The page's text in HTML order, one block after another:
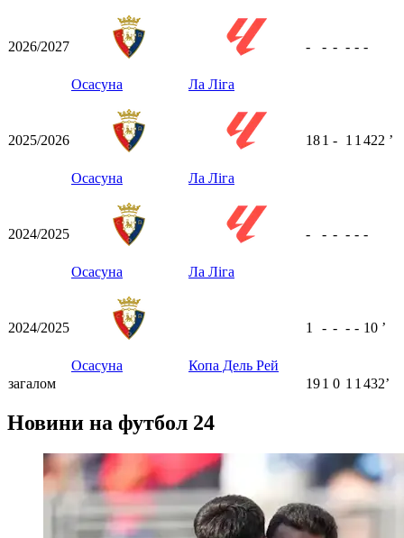
2026/2027
Осасуна Ла Ліга
- - - - - -
2025/2026
Осасуна Ла Ліга
181 - 1 1 422 ʼ
2024/2025
Осасуна Ла Ліга
- - - - - -
2024/2025
Осасуна Копа Дель Рей
1 - - - - 10 ʼ
загалом 191 0 1 1 432ʼ
Новини на футбол 24